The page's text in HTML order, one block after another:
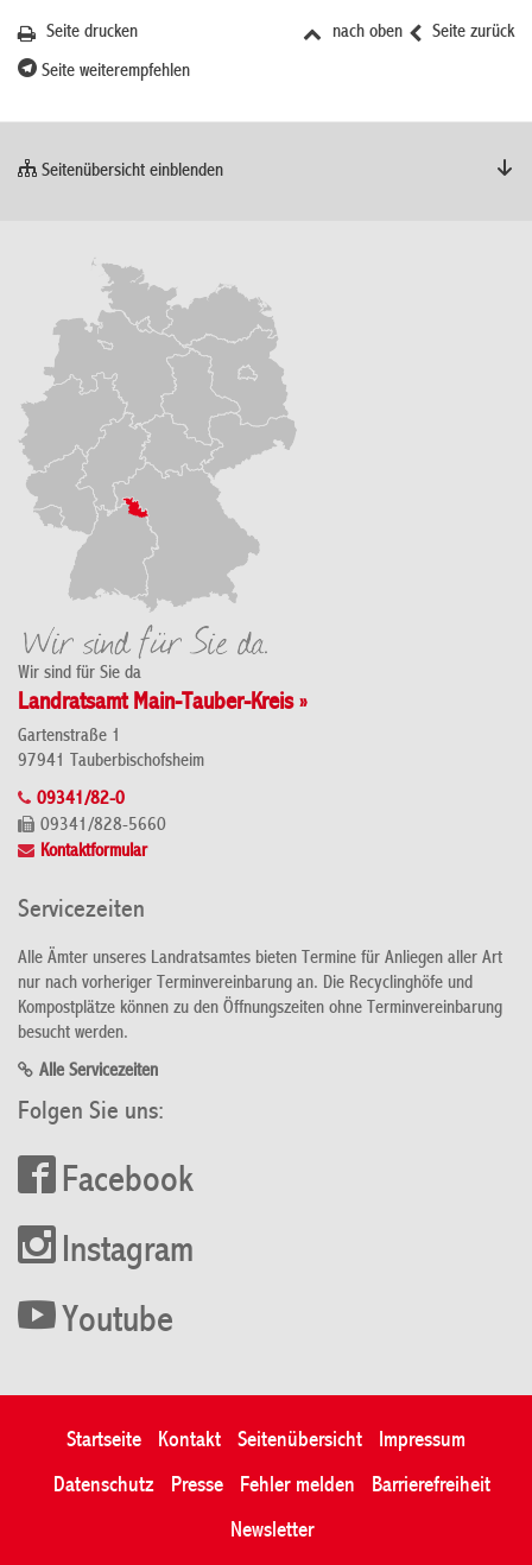
Seite zurück
nach oben
Seite drucken
Seite weiterempfehlen
Seitenübersicht einblenden
Wir sind für Sie da
Landratsamt Main-Tauber-Kreis »
Gartenstraße 1
97941 Tauberbischofsheim
09341/82-0
09341/828-5660
Kontaktformular
Servicezeiten
Alle Ämter unseres Landratsamtes bieten Termine für Anliegen aller Art
nur nach vorheriger Terminvereinbarung an. Die Recyclinghöfe und
Kompostplätze können zu den Öffnungszeiten ohne Terminvereinbarung
besucht werden.
Alle Servicezeiten
Folgen Sie uns:
Facebook
Instagram
Youtube
Startseite Kontakt Seitenübersicht
Impressum
Datenschutz
Presse Fehler melden
Barrierefreiheit
Newsletter